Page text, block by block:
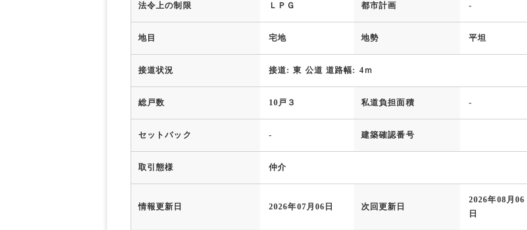
法令上の制限 ＬＰＧ 都市計画 -
地目 宅地 地勢 平坦
接道状況 接道: 東 公道 道路幅: 4ｍ
総戸数 10戸３ 私道負担面積 -
セットバック - 建築確認番号
取引態様 仲介
情報更新日 2026年07月06日 次回更新日
2026年08月06
日